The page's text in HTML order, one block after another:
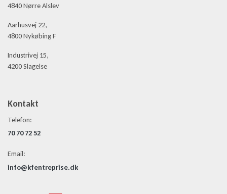
4840 Nørre Alslev
Aarhusvej 22,
4800 Nykøbing F
Industrivej 15,
4200 Slagelse
Kontakt
Telefon:
70 70 72 52
Email:
info@kfentreprise.dk